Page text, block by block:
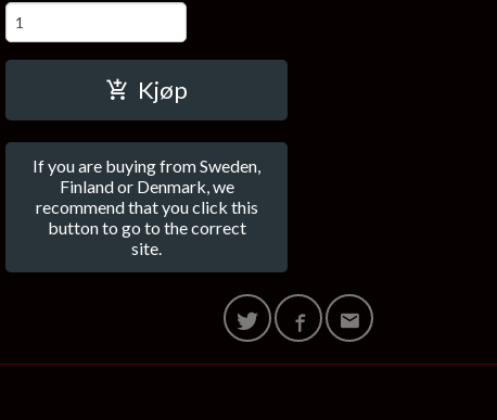
Kjøp
If you are buying from Sweden,
Finland or Denmark, we
recommend that you click this
button to go to the correct
site.